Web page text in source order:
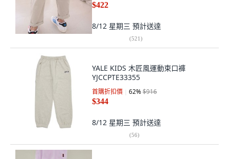
$422
8/12 星期三 預計送達
(521)
YALE KIDS 木匠風運動束口褲
YJCCPTE33355
首購折扣價 62%$916
$344
8/12 星期三 預計送達
(56)